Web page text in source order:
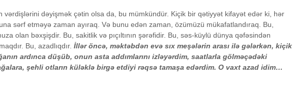
vərdişlərini dəyişmək çətin olsa da, bu mümkündür. Kiçik bir qətiyyət kifayət edər ki, hər
sərf etməyə zaman ayıraq. Və bunu edən zaman, özümüzü mükafatlandıraq. Bu,
olan bəxşişdir. Bu, sakitlik və pıçıltının şərəfidir. Bu, səs-küylü dünya qəfəsindən
Bu, azadlıqdır. İllər öncə, məktəbdən evə sıx meşələrin arası ilə gələrkən, kiçik
ardınca düşüb, onun asta addımlarını izləyərdim, saatlarla gölməçədəki
şehli otların küləklə birgə etdiyi rəqsə tamaşa edərdim. O vaxt azad idim…